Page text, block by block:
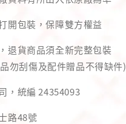
開包裝，保障雙方權益
退貨商品須全新完整包裝
勿刮傷及配件贈品不得缺件)
，統編 24354093
路48號